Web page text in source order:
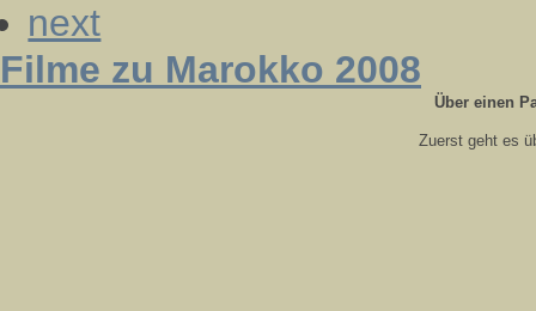
next
Filme zu Marokko 2008
Über einen
Zuerst geht es